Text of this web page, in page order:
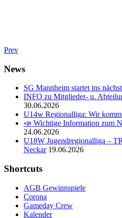
Prev
News
SG Mannheim startet ins
INFO zu Mitglieder- u.
30.06.2026
U14w Regionalliga: Wir
📣 Wichtige Information zum
24.06.2026
U18W Jugendregionalliga –
Neckar 19.06.2026
Shortcuts
AGB Gewinnspiele
Corona
Gameday Crew
Kalender